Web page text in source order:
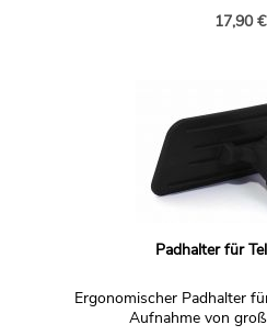
verschlossenen Plastikbeutel
17,90
Padhalter für
Ergonomischer Padhalter
Aufnahme von